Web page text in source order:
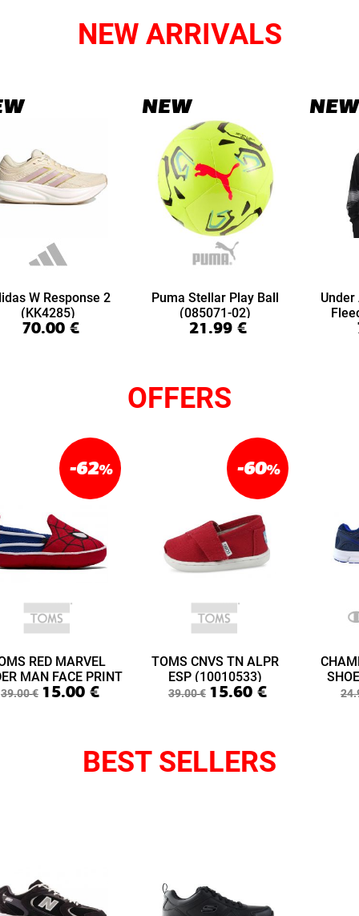
NEW ARRIVALS
W Response 2
(KK4285)
70.00 €
NEW
Puma Stellar Play Ball
(085071-02)
21.99 €
NEW
OFFERS
-62%
RED MARVEL
MAN FACE PRINT
LIME LAYETTE
39.00€ 15.00 €
-60%
TOMS CNVS TN ALPR
ESP (10010533)
39.00€ 15.60 €
BEST SELLERS